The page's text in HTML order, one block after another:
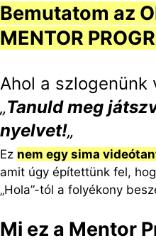
Bemutatom az
MENTOR
Ahol a szlogenünk
„Tanuld meg
nyelvet!„
Ez nem egy sima
amit úgy építettünk fel,
„Hola”-tól a folyékony
Mi ez a Mentor